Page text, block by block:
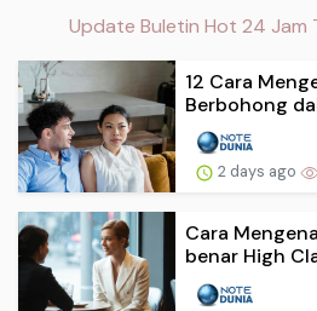
Update Buletin Hot 24 Jam
12 Cara
Berbohong
2 days ago
Cara
benar High